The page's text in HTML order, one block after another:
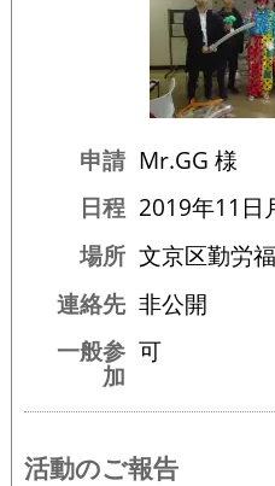
申請 Mr.GG 様
日程 2019年11日
場所 文京区勤労
連絡先 非公開
一般参
加
可
活動のご報告